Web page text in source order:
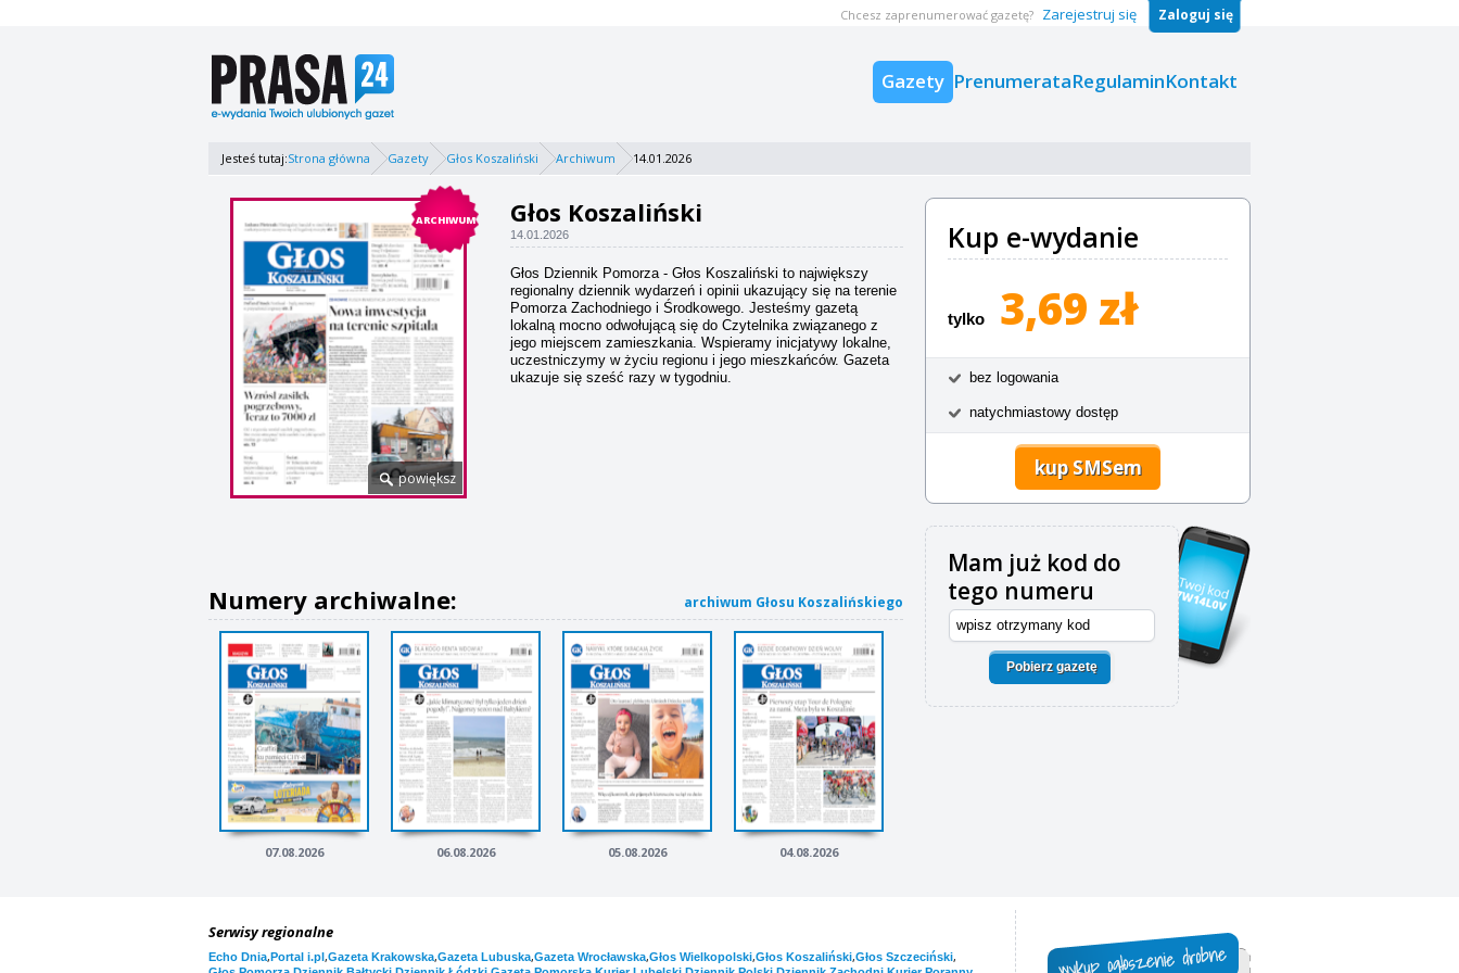
Gazety PrenumerataRegulaminKontakt
Chcesz zaprenumerować gazetę? Zarejestruj się Zaloguj się
Jesteś tutaj:Strona główna Gazety Głos Koszaliński Archiwum 14.01.2026
ARCHIWUM
powiększ
Głos Koszaliński
14.01.2026
Głos Dziennik Pomorza - Głos Koszaliński to największy
regionalny dziennik wydarzeń i opinii ukazujący się na terenie
Pomorza Zachodniego i Środkowego. Jesteśmy gazetą
lokalną mocno odwołującą się do Czytelnika związanego z
jego miejscem zamieszkania. Wspieramy inicjatywy lokalne,
uczestniczymy w życiu regionu i jego mieszkańców. Gazeta
ukazuje się sześć razy w tygodniu.
Kup e-wydanie
tylko 3,69 zł
bez logowania
natychmiastowy dostęp
kup SMSem
Mam już kod do
tego numeru
Pobierz gazetę
Numery archiwalne: archiwum Głosu Koszalińskiego
07.08.2026 06.08.2026 05.08.2026 04.08.2026
Serwisy regionalne
Echo Dnia,Portal i.pl,Gazeta Krakowska,Gazeta Lubuska,Gazeta Wrocławska,Głos Wielkopolski,Głos Koszaliński,Głos Szczeciński,